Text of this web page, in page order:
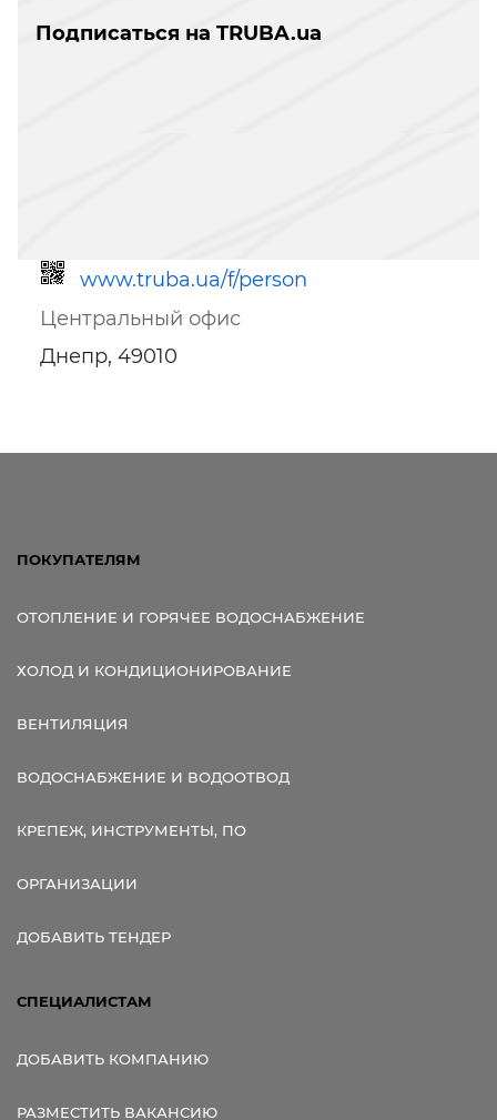
Подписаться на TRUBA.ua
www.truba.ua/f/person
Центральный офис
Днепр, 49010
ПОКУПАТЕЛЯМ
ОТОПЛЕНИЕ И ГОРЯЧЕЕ ВОДОСНАБЖЕНИЕ
ХОЛОД И КОНДИЦИОНИРОВАНИЕ
ВЕНТИЛЯЦИЯ
ВОДОСНАБЖЕНИЕ И ВОДООТВОД
КРЕПЕЖ, ИНСТРУМЕНТЫ, ПО
ОРГАНИЗАЦИИ
ДОБАВИТЬ ТЕНДЕР
СПЕЦИАЛИСТАМ
ДОБАВИТЬ КОМПАНИЮ
РАЗМЕСТИТЬ ВАКАНСИЮ